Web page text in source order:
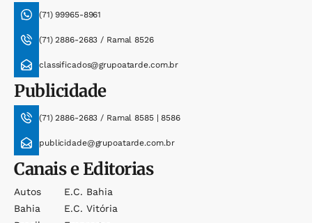
(71) 99965-8961
(71) 2886-2683 / Ramal 8526
classificados@grupoatarde.com.br
Publicidade
(71) 2886-2683 / Ramal 8585 | 8586
publicidade@grupoatarde.com.br
Canais e Editorias
Autos
Bahia
E.c. Bahia
E.c. Vitória